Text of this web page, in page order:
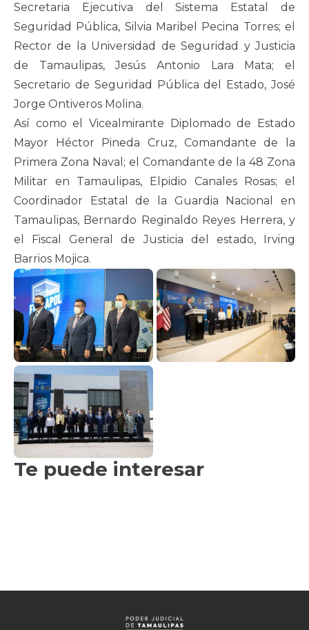
Secretaria Ejecutiva del Sistema Estatal de
Seguridad Pública, Silvia Maribel Pecina Torres; el
Rector de la Universidad de Seguridad y Justicia
de Tamaulipas, Jesús Antonio Lara Mata; el
Secretario de Seguridad Pública del Estado, José
Jorge Ontiveros Molina.
Así como el Vicealmirante Diplomado de Estado
Mayor Héctor Pineda Cruz, Comandante de la
Primera Zona Naval; el Comandante de la 48 Zona
Militar en Tamaulipas, Elpidio Canales Rosas; el
Coordinador Estatal de la Guardia Nacional en
Tamaulipas, Bernardo Reginaldo Reyes Herrera, y
el Fiscal General de Justicia del estado, Irving
Barrios Mojica.
Te puede interesar